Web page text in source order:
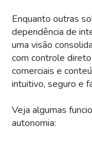
Enquanto outras
dependência de
uma visão
com controle
comerciais e
intuitivo, seguro e
Veja algumas
autonomia: